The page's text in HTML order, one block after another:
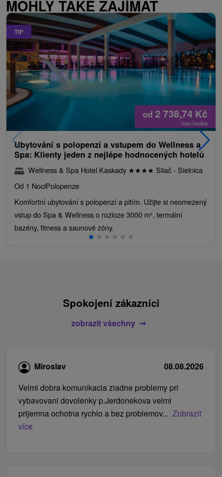
MOHLY TAKÉ ZAJÍMAT
TIP
od 2 738,74 Kč
/noc/osoba
Ubytování s polopenzí a vstupem do Wellness a
Spa: Klienty jeden z nejlépe hodnocených hotelů
Wellness & Spa Hotel Kaskady ★★★★ Sliač - Sielnica
Od 1 NociPolopenze
Komfortní ubytování s polopenzí a pitím. Užijte si neomezený
vstup do Spa & Wellness o rozloze 3000 m², termální
bazény, fitness a saunové zóny.
Spokojení zákazníci
zobrazit všechny
Miroslav
08.08.2026
Velmi dobra komunikacia ziadne problemy pri
vybavovani dovolenky p.Jerdonekova velmi
prijemna ochotna rychlo a bez problemov... Zobrazit
více